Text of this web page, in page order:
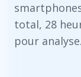
total, 28
pour analyse.